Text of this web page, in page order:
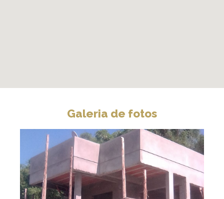
Galeria de fotos